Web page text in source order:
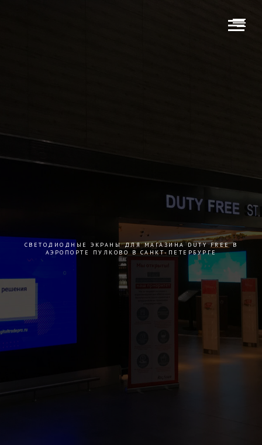
CВЕТОДИОДНЫЕ ЭКРАНЫ ДЛЯ МАГАЗИНА DUTY FREE В
АЭРОПОРТЕ ПУЛКОВО В САНКТ-ПЕТЕРБУРГЕ